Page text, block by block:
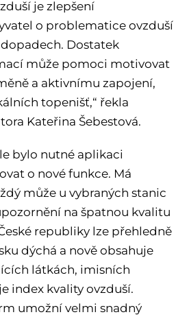
je zlepšení
o problematice ovzduší
Dostatek
může pomoci motivovat
a aktivnímu zapojení,
topenišť,“ řekla
Kateřina Šebestová.
bylo nutné aplikaci
o nové funkce. Má
může u vybraných stanic
na špatnou kvalitu
republiky lze přehledně
dýchá a nově obsahuje
látkách, imisních
index kvality ovzduší.
umožní velmi snadný